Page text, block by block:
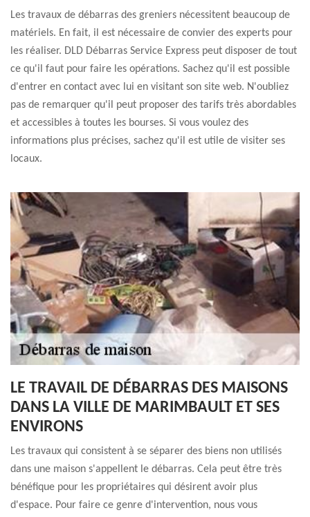
Les travaux de débarras des greniers nécessitent beaucoup de
matériels. En fait, il est nécessaire de convier des experts pour
les réaliser. DLD Débarras Service Express peut disposer de tout
ce qu'il faut pour faire les opérations. Sachez qu'il est possible
d'entrer en contact avec lui en visitant son site web. N'oubliez
pas de remarquer qu'il peut proposer des tarifs très abordables
et accessibles à toutes les bourses. Si vous voulez des
informations plus précises, sachez qu'il est utile de visiter ses
locaux.
LE TRAVAIL DE DÉBARRAS DES MAISONS
DANS LA VILLE DE MARIMBAULT ET SES
ENVIRONS
Les travaux qui consistent à se séparer des biens non utilisés
dans une maison s'appellent le débarras. Cela peut être très
bénéfique pour les propriétaires qui désirent avoir plus
d'espace. Pour faire ce genre d'intervention, nous vous